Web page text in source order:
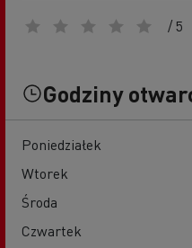
/ 5
Godziny
Poniedziałek
Wtorek
Środa
Czwartek